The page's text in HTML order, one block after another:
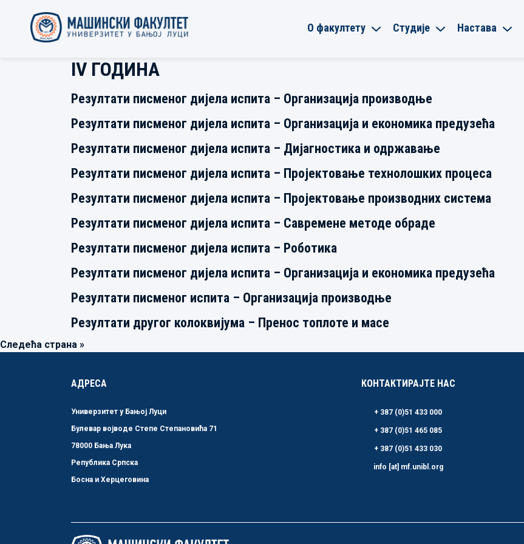
О факултету Студије Настава
IV ГОДИНА
Резултати писменог дијела испита – Организација производње
Резултати писменог дијела испита – Организација и економика предузећа
Резултати писменог дијела испита – Дијагностика и одржавање
Резултати писменог дијела испита – Пројектовање технолошких процеса
Резултати писменог дијела испита – Пројектовање производних система
Резултати писменог дијела испита – Савремене методе обраде
Резултати писменог дијела испита – Роботика
Резултати писменог дијела испита – Организација и економика предузећа
Резултати писменог испита – Организација производње
Резултати другог колоквијума – Пренос топлоте и масе
Следећа страна »
АДРЕСА
Универзитет у Бањој Луци
Булевар војводе Степе Степановића 71
78000 Бања Лука
Република Српска
Босна и Херцеговина
КОНТАКТИРАЈТЕ НАС
+ 387 (0)51 433 000
+ 387 (0)51 465 085
+ 387 (0)51 433 030
info [at] mf.unibl.org